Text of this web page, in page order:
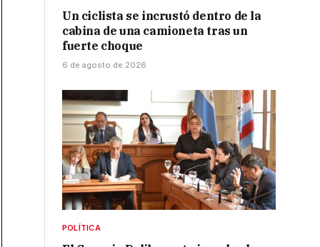
Un ciclista se incrustó dentro de la
cabina de una camioneta tras un
fuerte choque
6 de agosto de 2026
POLÍTICA